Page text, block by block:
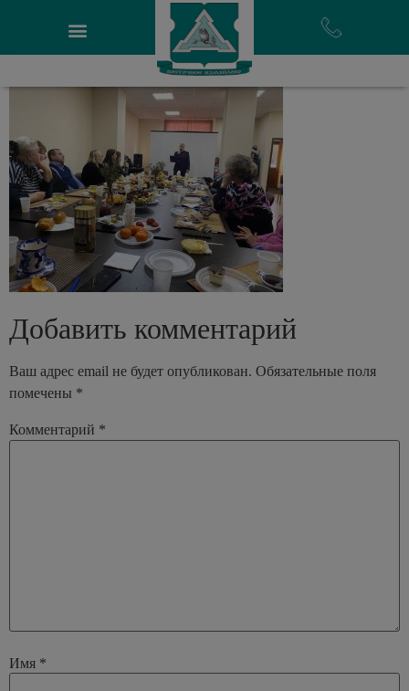
Добавить комментарий
Ваш адрес email не будет опубликован. Обязательные поля
помечены *
Комментарий *
Имя *